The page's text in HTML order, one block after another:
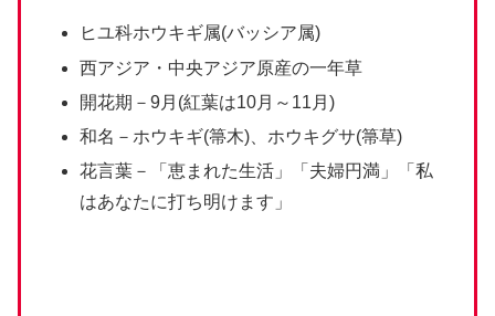
ヒユ科ホウキギ属(バッシア属)
西アジア・中央アジア原産の一年草
開花期－9月(紅葉は10月～11月)
和名－ホウキギ(箒木)、ホウキグサ(箒草)
花言葉－「恵まれた生活」「夫婦円満」「私
はあなたに打ち明けます」